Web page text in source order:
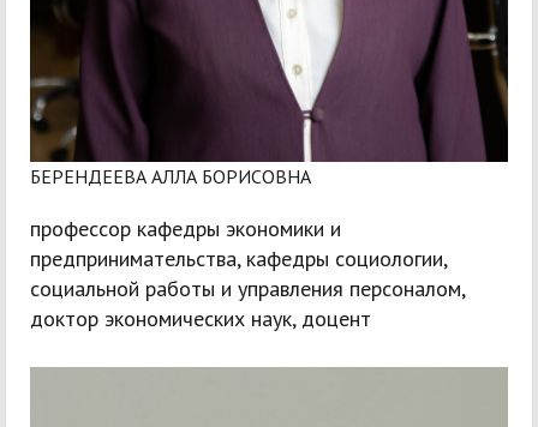
БЕРЕНДЕЕВА АЛЛА БОРИСОВНА
профессор кафедры экономики и
предпринимательства, кафедры социологии,
социальной работы и управления персоналом,
доктор экономических наук, доцент